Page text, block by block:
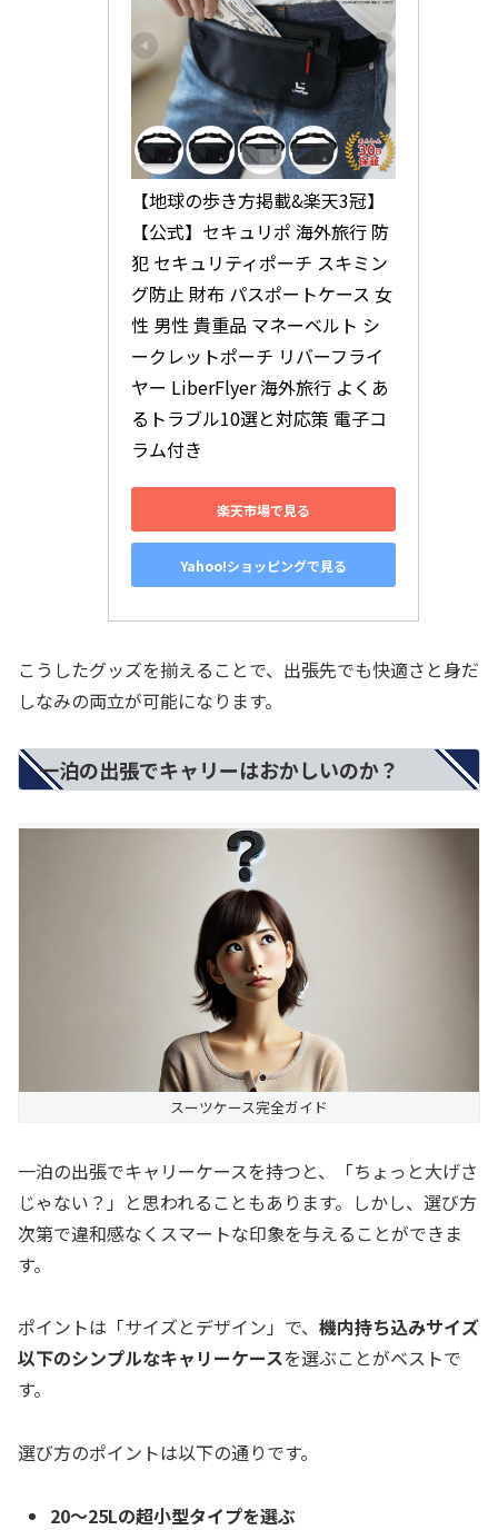
【地球の歩き方掲載&楽天3冠】
【公式】セキュリポ 海外旅行 防
犯 セキュリティポーチ スキミン
グ防止 財布 パスポートケース 女
性 男性 貴重品 マネーベルト シ
ークレットポーチ リバーフライ
ヤー LiberFlyer 海外旅行 よくあ
るトラブル10選と対応策 電子コ
ラム付き
楽天市場で見る
Yahoo!ショッピングで見る
こうしたグッズを揃えることで、出張先でも快適さと身だ
しなみの両立が可能になります。
一泊の出張でキャリーはおかしいのか？
スーツケース完全ガイド
一泊の出張でキャリーケースを持つと、「ちょっと大げさ
じゃない？」と思われることもあります。しかし、選び方
次第で違和感なくスマートな印象を与えることができま
す。
ポイントは「サイズとデザイン」で、 機内持ち込みサイズ
以下のシンプルなキャリーケースを選ぶことがベストで
す。
選び方のポイントは以下の通りです。
20〜25Lの超小型タイプを選ぶ